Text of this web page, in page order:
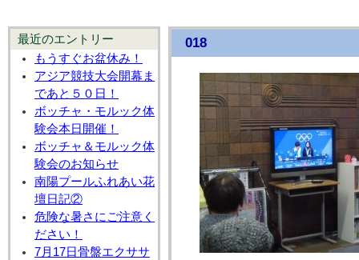
最近のエントリー
もうすぐお盆休み！
アジア競技大会開幕ま
であと５０日！
ボッチャ・モルック体
験会本日開催！
ボッチャ＆モルック体
験会のお知らせ
南陽プールふれあい花
壇日記②
危険な暑さにご注意く
ださい！
7月17日骨盤エクササ
018